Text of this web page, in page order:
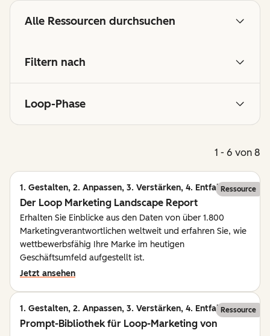
Alle Ressourcen durchsuchen
Filtern nach
Loop-Phase
1 - 6 von 8
1. Gestalten, 2. Anpassen, 3. Verstärken, 4. EntfaltenRessource
Der Loop Marketing Landscape Report
Erhalten Sie Einblicke aus den Daten von über 1.800
Marketingverantwortlichen weltweit und erfahren Sie, wie
wettbewerbsfähig Ihre Marke im heutigen
Geschäftsumfeld aufgestellt ist.
Jetzt ansehen
1. Gestalten, 2. Anpassen, 3. Verstärken, 4. EntfaltenRessource
Prompt-Bibliothek für Loop-Marketing von